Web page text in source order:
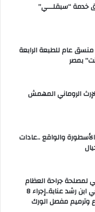
خدمة “سبقلـــي”
منسق عام للطبعة الرابعة
بمصر
الروماني المهمش
الأسطورة والواقع ..عادات
لمصلحة جراحة العظام
بمستشفى الجامعي ابن رشد عنابة..إجراء 8
وترميم مفصل الورك